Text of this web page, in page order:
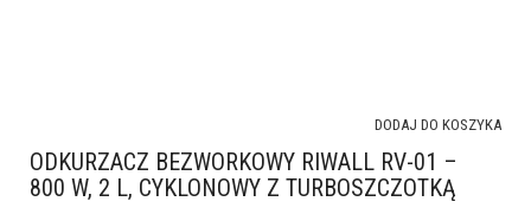
ODKURZACZ BEZWORKOWY RIWALL RV-01 –
800 W, 2 L, CYKLONOWY Z TURBOSZCZOTKĄ
DODAJ DO KOSZYKA